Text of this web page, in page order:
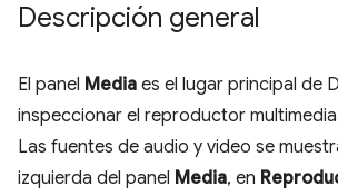
Descripción general
El panel Media es el lugar principal de
inspeccionar el reproductor
Las fuentes de audio y video se
izquierda del panel Media, en